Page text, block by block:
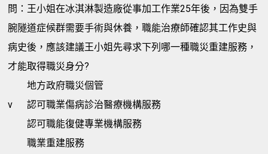
問：王小姐在冰淇淋製造廠從事加工作業25年後，因為雙手
腕隧道症候群需要手術與休養，職能治療師確認其工作史與
病史後，應該建議王小姐先尋求下列哪一種職災重建服務，
才能取得職災身分?
地方政府職災個管
v
認可職業傷病診治醫療機構服務
認可職能復健專業機構服務
職業重建服務